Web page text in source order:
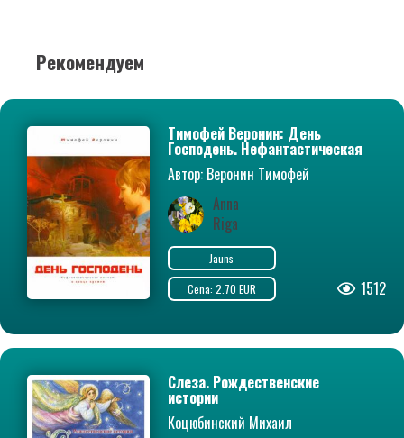
Рекомендуем
Тимофей Веронин: День
Господень. Нефантастическая
повесть о конце времен
Автор: Веронин Тимофей
Леонович
Anna
Riga
Jauns
Cena: 2.70 EUR
1512
Слеза. Рождественские
истории
Коцюбинский Михаил